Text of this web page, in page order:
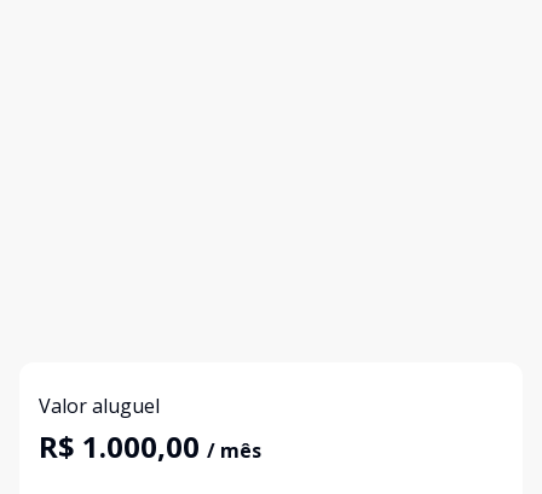
Valor aluguel
R$ 1.000,00 / mês